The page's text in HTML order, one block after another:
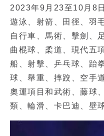
2023年9月23至10月8
遊泳、射箭、田徑、羽
自行車、馬術、擊劍、
曲棍球、柔道、現代五
船、射擊、乒乓球、跆
球、舉重、摔跤、空手
奧運項目和武術、藤球
類、輪滑、卡巴迪、壁